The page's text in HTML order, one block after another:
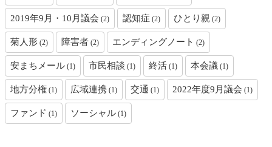
2019年9月・10月議会 (2) 認知症 (2) ひとり親 (2)
菊人形 (2) 障害者 (2) エンディングノート (2)
安まちメール (1) 市民相談 (1) 終活 (1) 本会議 (1)
地方分権 (1) 広域連携 (1) 交通 (1) 2022年度9月議会 (1)
ファンド (1) ソーシャル (1)